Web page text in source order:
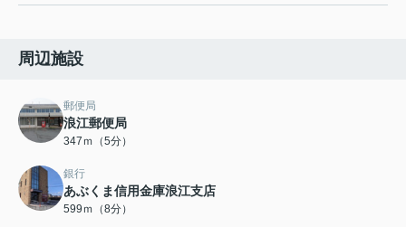
周辺施設
郵便局
浪江郵便局
347ｍ（5分）
銀行
あぶくま信用金庫浪江支店
599ｍ（8分）